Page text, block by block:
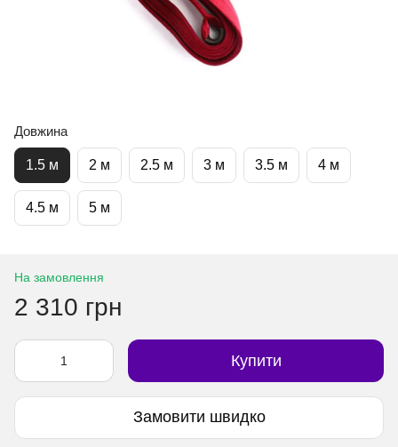
Довжина
1.5 м 2 м 2.5 м 3 м 3.5 м 4 м
4.5 м 5 м
На замовлення
2 310 грн
Купити
Замовити швидко